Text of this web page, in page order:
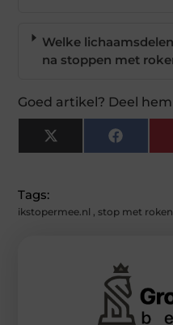
Welke
na stoppen met
Goed artikel? Deel
X
(Twitter)
Tags:
ikstopermee.nl ,stop met roken